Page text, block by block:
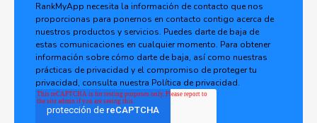
RankMyApp necesita la información de contacto que nos
proporcionas para ponernos en contacto contigo acerca de
nuestros productos y servicios. Puedes darte de baja de
estas comunicaciones en cualquier momento. Para obtener
información sobre cómo darte de baja, así como nuestras
prácticas de privacidad y el compromiso de proteger tu
privacidad, consulta nuestra Política de privacidad.